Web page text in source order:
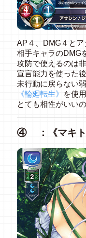
AP４、DMG４とア
相手キャラのDMG
攻防で使えるのは
宣言能力を使った
未行動に戻らない
《輪廻転生》
を使
とても相性がいい
④ ：《マキト